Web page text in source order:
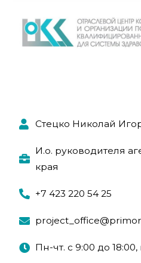
Стецко Николай
И.о. руководителя
края
+7 423 220 54 25
Пн-чт. с 9:00 до 18:00,